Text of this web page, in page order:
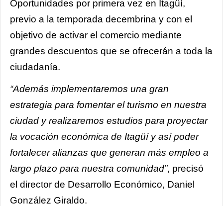
Oportunidades por primera vez en Itagüí,
previo a la temporada decembrina y con el
objetivo de activar el comercio mediante
grandes descuentos que se ofrecerán a toda la
ciudadanía.
“Además implementaremos una gran
estrategia para fomentar el turismo en nuestra
ciudad y realizaremos estudios para proyectar
la vocación económica de Itagüí y así poder
fortalecer alianzas que generan más empleo a
largo plazo para nuestra comunidad”, precisó
el director de Desarrollo Económico, Daniel
González Giraldo.